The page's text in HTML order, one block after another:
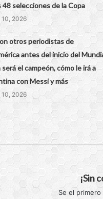
48 selecciones de la Copa
10, 2026
otros periodistas de
antes del inicio del
el campeón, cómo le irá a
con Messi y más
10, 2026
¡Sin
Se el